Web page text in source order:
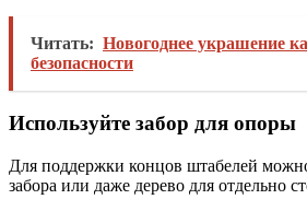
Читать: Новогоднее украшение
безопасности
Используйте забор для опоры
Для поддержки концов штабелей
забора или даже дерево для отдельно